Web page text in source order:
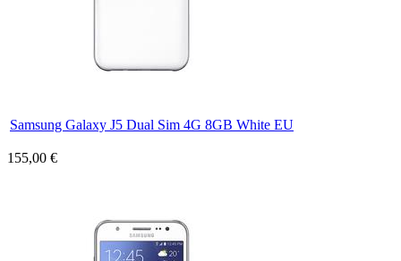
Samsung Galaxy J5 Dual Sim 4G 8GB White EU
155,00 €